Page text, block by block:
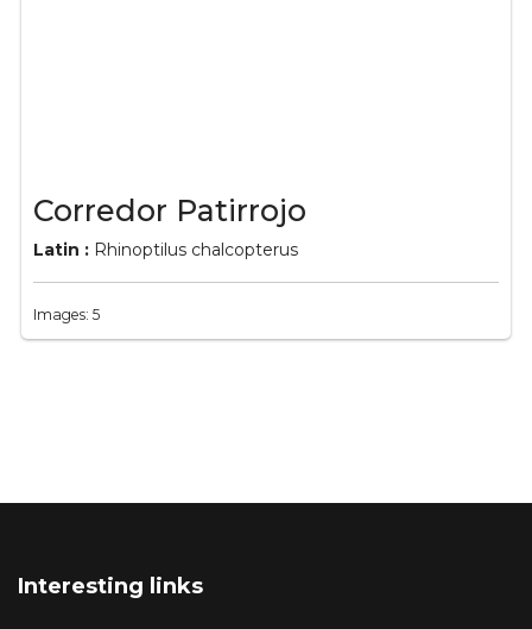
Corredor Patirrojo
Latin : Rhinoptilus chalcopterus
Images: 5
Interesting links